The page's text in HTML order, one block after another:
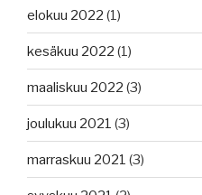
elokuu 2022 (1)
kesäkuu 2022 (1)
maaliskuu 2022 (3)
joulukuu 2021 (3)
marraskuu 2021 (3)